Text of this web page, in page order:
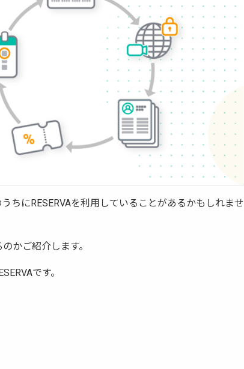
ちにRESERVAを利用していることがあるかもしれませ
かご紹介します。
です。